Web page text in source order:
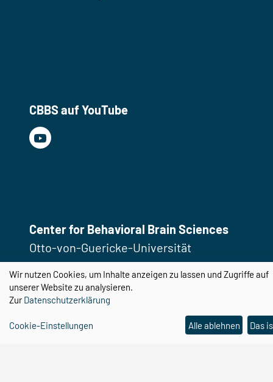
CBBS auf YouTube
Center for Behavioral Brain Sciences
Otto-von-Guericke-Universität
Magdeburg
Universitätsplatz 2
39106 Magdeburg
cbbs@ovgu.de
Wir nutzen Cookies, um Inhalte anzeigen zu lassen und Zugriffe auf
unserer Website zu analysieren.
ZurDatenschutzerklärung
Cookie-Einstellungen Alle ablehnen Das